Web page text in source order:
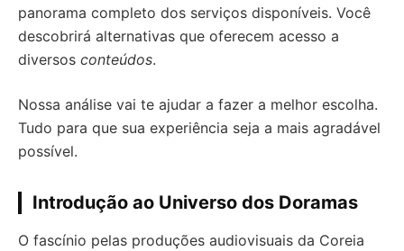
panorama completo dos serviços disponíveis. Você
descobrirá alternativas que oferecem acesso a
diversos conteúdos.
Nossa análise vai te ajudar a fazer a melhor escolha.
Tudo para que sua experiência seja a mais agradável
possível.
Introdução ao Universo dos Doramas
O fascínio pelas produções audiovisuais da Coreia